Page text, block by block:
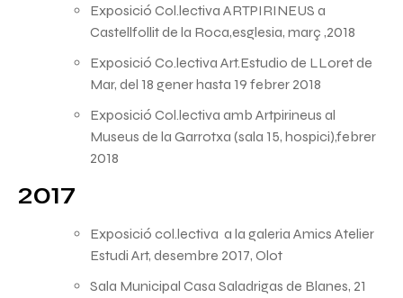
Exposició Col.lectiva ARTPIRINEUS a
Castellfollit de la Roca,esglesia, març ,2018
Exposició Co.lectiva Art.Estudio de LLoret de
Mar, del 18 gener hasta 19 febrer 2018
Exposició Col.lectiva amb Artpirineus al
Museus de la Garrotxa (sala 15, hospici),febrer
2018
2017
Exposició col.lectiva a la galeria Amics Atelier
Estudi Art, desembre 2017, Olot
Sala Municipal Casa Saladrigas de Blanes, 21